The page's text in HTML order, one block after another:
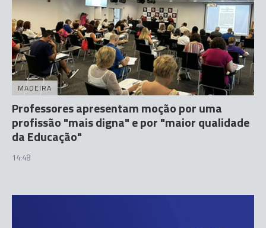
MADEIRA
Professores apresentam moção por uma
profissão "mais digna" e por "maior qualidade
da Educação"
14:48